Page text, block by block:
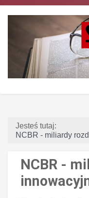
Jesteś tutaj:
NCBR - miliardy
NCBR -